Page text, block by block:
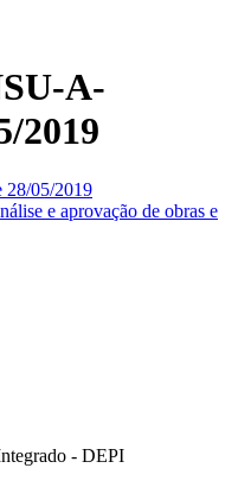
A-
2019
28/05/2019
e aprovação de obras e
- DEPI